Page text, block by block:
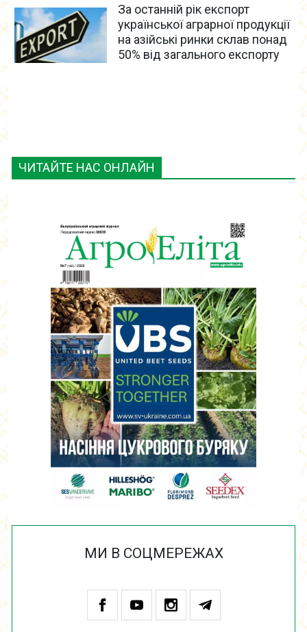
ЧИТАЙТЕ НАС ОНЛАЙН
МИ В СОЦМЕРЕЖАХ
За останній рік експорт
української аграрної продукції
на азійські ринки склав понад
50% від загального експорту